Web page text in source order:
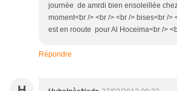
journée de amrdi bien ensoleillée
moment<br /> <br /> <br /> bises<br />
est en rooute pour Al Hoceima<br />
Répondre